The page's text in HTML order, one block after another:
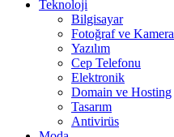
Teknoloji
Bilgisayar
Fotoğraf ve Kamera
Yazılım
Cep Telefonu
Elektronik
Domain ve Hosting
Tasarım
Antivirüs